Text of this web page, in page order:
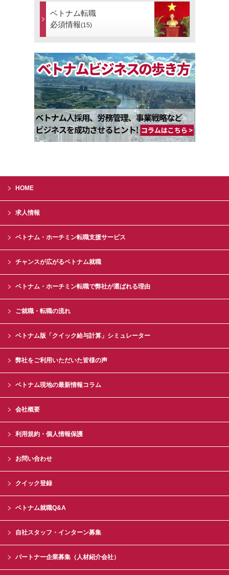
ベトナム転職
必須情報(15)
HOME
求人情報
ベトナム・ホーチミン転職支援サービス
チャンスが広がるベトナム就職
ベトナム・ホーチミン転職で弊社が選ばれる理由
ご就職・転職の流れ
ベトナム版「クイック給与計算」シミュレーター
弊社をご利用いただいた皆様の声
ベトナム現地の最新情報コラム
会社概要
利用規約・個人情報保護
お問い合わせ
クイック登録
ベトナム就職Q&A
自社スタッフ・インターン募集
パートナー企業募集（人材紹介会社）